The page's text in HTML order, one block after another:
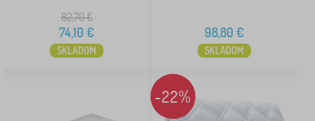
82,70€
74,10 €
SKLADOM
98,80 €
SKLADOM
-22%